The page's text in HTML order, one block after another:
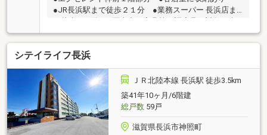
●JR長浜駅まで徒歩２１分 ●業務スーパー 長浜店ま
まれません。■駐車場の空き状況は都度確認が必要で
す。 ■ペット不可■設備：電気、上水道、下水道、都
市ガス、ＩＨクッキングヒータ、エレベーター、駐輪
場■管理会社：エクセレント神前管理組合
シテイライフ長浜
ＪＲ北陸本線 長浜駅 徒歩3.5km
築41年10ヶ月/6階建
総戸数59戸
滋賀県長浜市神照町